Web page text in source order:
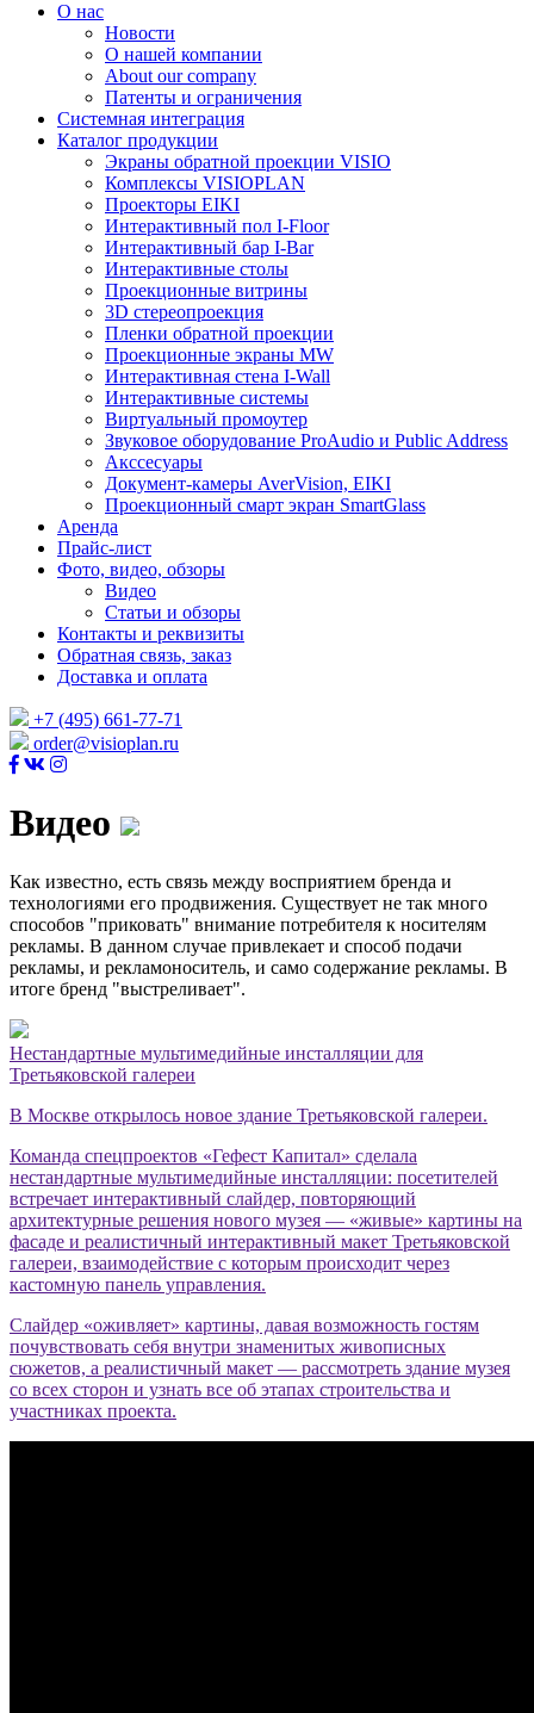
О нас
Новости
О нашей компании
About our company
Патенты и ограничения
Системная интеграция
Каталог продукции
Экраны обратной проекции VISIO
Комплексы VISIOPLAN
Проекторы EIKI
Интерактивный пол I-Floor
Интерактивный бар I-Bar
Интерактивные столы
Проекционные витрины
3D стереопроекция
Пленки обратной проекции
Проекционные экраны MW
Интерактивная стена I-Wall
Интерактивные системы
Виртуальный промоутер
Звуковое оборудование ProAudio и Public Address
Акссесуары
Документ-камеры AverVision, EIKI
Проекционный смарт экран SmartGlass
Аренда
Прайс-лист
Фото, видео, обзоры
Видео
Статьи и обзоры
Контакты и реквизиты
Обратная связь, заказ
Доставка и оплата
+7 (495) 661-77-71
order@visioplan.ru
Видео
Как известно, есть связь между восприятием бренда и
технологиями его продвижения. Существует не так много
способов "приковать" внимание потребителя к носителям
рекламы. В данном случае привлекает и способ подачи
рекламы, и рекламоноситель, и само содержание рекламы. В
итоге бренд "выстреливает".
Нестандартные мультимедийные инсталляции для
Третьяковской галереи
В Москве открылось новое здание Третьяковской галереи.
Команда спецпроектов «Гефест Капитал» сделала
нестандартные мультимедийные инсталляции: посетителей
встречает интерактивный слайдер, повторяющий
архитектурные решения нового музея — «живые» картины на
фасаде и реалистичный интерактивный макет Третьяковской
галереи, взаимодействие с которым происходит через
кастомную панель управления.
Слайдер «оживляет» картины, давая возможность гостям
почувствовать себя внутри знаменитых живописных
сюжетов, а реалистичный макет — рассмотреть здание музея
со всех сторон и узнать все об этапах строительства и
участниках проекта.